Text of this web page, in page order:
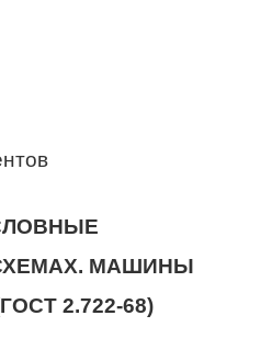
МАШИНЫ
2.722-68)